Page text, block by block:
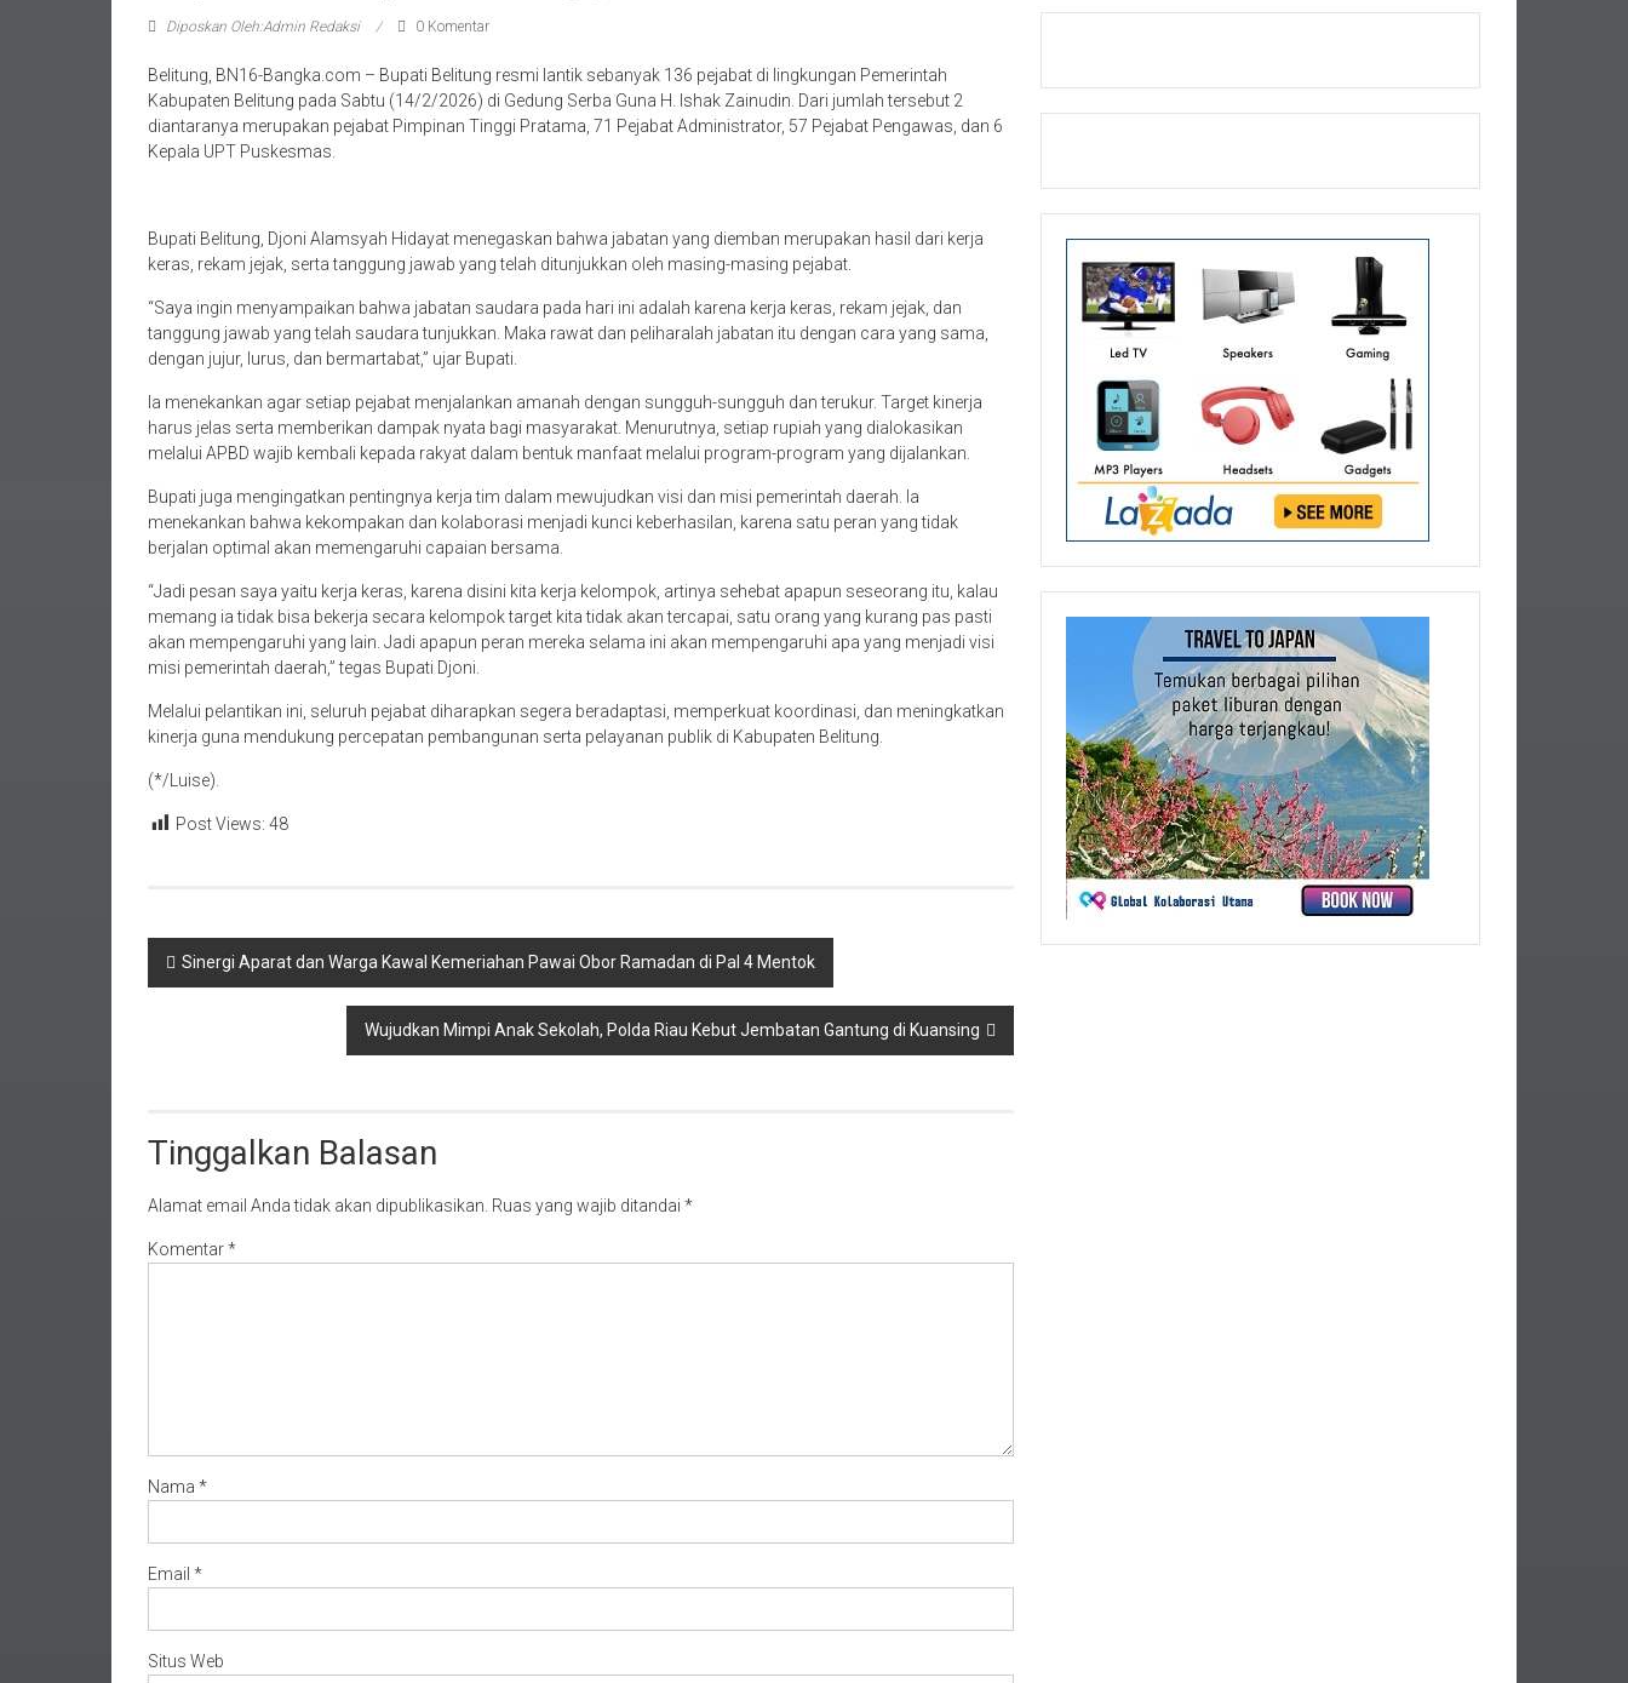
Diposkan Oleh:Admin Redaksi 0 Komentar
Belitung, BN16-Bangka.com – Bupati Belitung resmi lantik sebanyak 136 pejabat di lingkungan Pemerintah
Kabupaten Belitung pada Sabtu (14/2/2026) di Gedung Serba Guna H. Ishak Zainudin. Dari jumlah tersebut 2
diantaranya merupakan pejabat Pimpinan Tinggi Pratama, 71 Pejabat Administrator, 57 Pejabat Pengawas, dan 6
Kepala UPT Puskesmas.
Bupati Belitung, Djoni Alamsyah Hidayat menegaskan bahwa jabatan yang diemban merupakan hasil dari kerja
keras, rekam jejak, serta tanggung jawab yang telah ditunjukkan oleh masing-masing pejabat.
“Saya ingin menyampaikan bahwa jabatan saudara pada hari ini adalah karena kerja keras, rekam jejak, dan
tanggung jawab yang telah saudara tunjukkan. Maka rawat dan peliharalah jabatan itu dengan cara yang sama,
dengan jujur, lurus, dan bermartabat,” ujar Bupati.
Ia menekankan agar setiap pejabat menjalankan amanah dengan sungguh-sungguh dan terukur. Target kinerja
harus jelas serta memberikan dampak nyata bagi masyarakat. Menurutnya, setiap rupiah yang dialokasikan
melalui APBD wajib kembali kepada rakyat dalam bentuk manfaat melalui program-program yang dijalankan.
Bupati juga mengingatkan pentingnya kerja tim dalam mewujudkan visi dan misi pemerintah daerah. Ia
menekankan bahwa kekompakan dan kolaborasi menjadi kunci keberhasilan, karena satu peran yang tidak
berjalan optimal akan memengaruhi capaian bersama.
“Jadi pesan saya yaitu kerja keras, karena disini kita kerja kelompok, artinya sehebat apapun seseorang itu, kalau
memang ia tidak bisa bekerja secara kelompok target kita tidak akan tercapai, satu orang yang kurang pas pasti
akan mempengaruhi yang lain. Jadi apapun peran mereka selama ini akan mempengaruhi apa yang menjadi visi
misi pemerintah daerah,” tegas Bupati Djoni.
Melalui pelantikan ini, seluruh pejabat diharapkan segera beradaptasi, memperkuat koordinasi, dan meningkatkan
kinerja guna mendukung percepatan pembangunan serta pelayanan publik di Kabupaten Belitung.
(*/Luise).
Post Views: 48
Navigasi
pos
Sinergi Aparat dan Warga Kawal Kemeriahan Pawai Obor Ramadan di Pal 4 Mentok
Wujudkan Mimpi Anak Sekolah, Polda Riau Kebut Jembatan Gantung di Kuansing
Tinggalkan Balasan
Alamat email Anda tidak akan dipublikasikan. Ruas yang wajib ditandai *
Komentar*
Nama *
Email *
Situs Web